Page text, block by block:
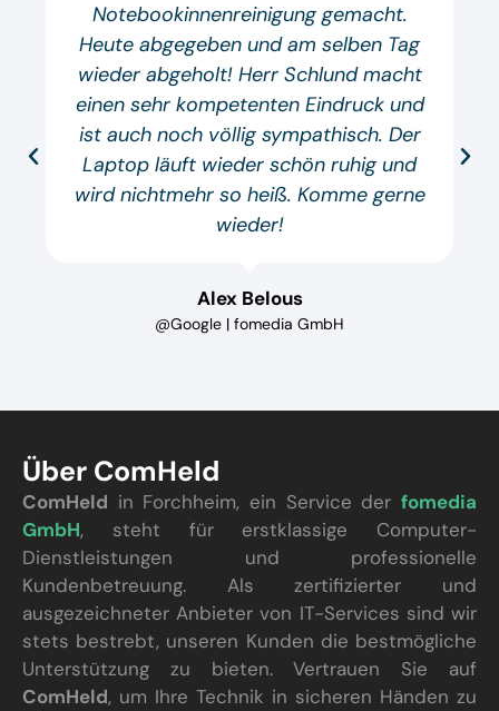
Notebookinnenreinigung gemacht.
Heute abgegeben und am selben Tag
wieder abgeholt! Herr Schlund macht
einen sehr kompetenten Eindruck und
ist auch noch völlig sympathisch. Der
Laptop läuft wieder schön ruhig und
wird nichtmehr so heiß. Komme gerne
wieder!
Alex Belous
@Google | fomedia GmbH
Über ComHeld
ComHeld in Forchheim, ein Service der fomedia
GmbH, steht für erstklassige Computer-
Dienstleistungen und professionelle
Kundenbetreuung. Als zertifizierter und
ausgezeichneter Anbieter von IT-Services sind wir
stets bestrebt, unseren Kunden die bestmögliche
Unterstützung zu bieten. Vertrauen Sie auf
ComHeld, um Ihre Technik in sicheren Händen zu